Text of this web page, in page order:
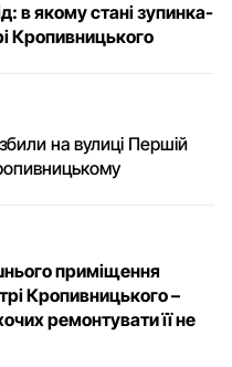
в якому стані зупинка-
Кропивницького
на вулиці Першій
приміщення
Кропивницького –
ремонтувати її не